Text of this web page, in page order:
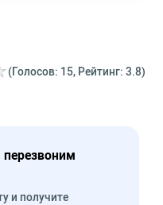
(Голосов: 15, Рейтинг: 3.8)
и получите